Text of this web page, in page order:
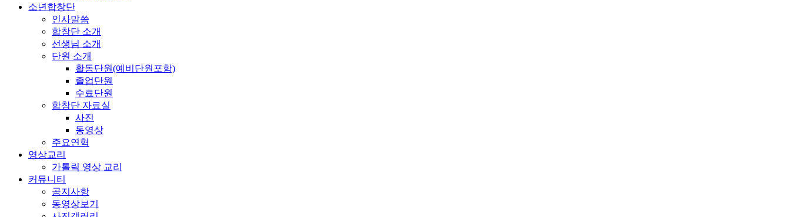
소년합창단
인사말씀
합창단 소개
선생님 소개
단원 소개
활동단원(예비단원포함)
졸업단원
수료단원
합창단 자료실
사진
동영상
주요연혁
영상교리
가톨릭 영상 교리
커뮤니티
공지사항
동영상보기